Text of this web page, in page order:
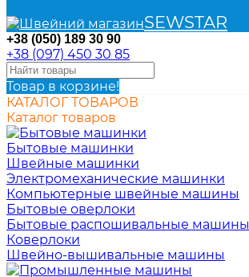
SEWSTAR
+38 (050) 189 30 90
+38 (097) 450 30 85
Товар в корзине!
КАТАЛОГ ТОВАРОВ
Каталог товаров
Бытовые машинки
Швейные машинки
Электромеханические машинки
Компьютерные швейные машины
Бытовые оверлоки
Бытовые распошивальные машины
Коверлоки
Швейно-вышивальные машины